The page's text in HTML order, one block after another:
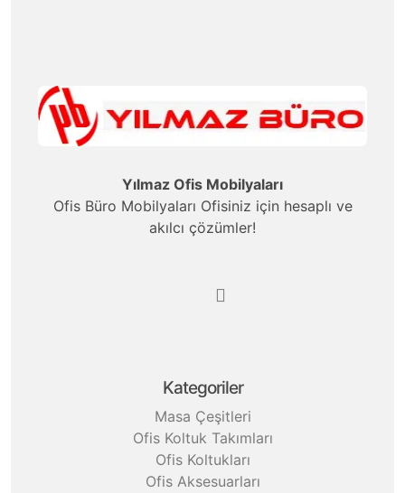
Yılmaz Ofis Mobilyaları
Ofis Büro Mobilyaları Ofisiniz için hesaplı ve
akılcı çözümler!
Kategoriler
Masa Çeşitleri
Ofis Koltuk Takımları
Ofis Koltukları
Ofis Aksesuarları